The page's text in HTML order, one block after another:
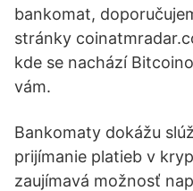
bankomat,
stránky
kde se nachází
vám.
Bankomaty dokážu
prijímanie platieb v
zaujímavá možnosť